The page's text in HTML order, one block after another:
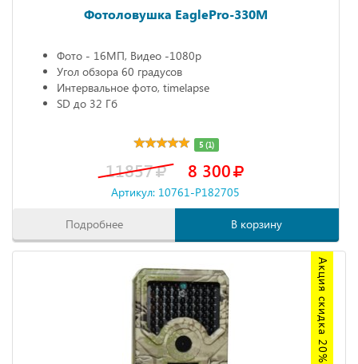
Фотоловушка EaglePro-330M
Фото - 16МП, Видео -1080р
Угол обзора 60 градусов
Интервальное фото, timelapse
SD до 32 Гб
5 (1)
11857 8 300
Артикул: 10761-P182705
Подробнее В корзину
Акция скидка 20%